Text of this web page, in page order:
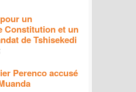
un
Constitution et un
de Tshisekedi
Perenco accusé